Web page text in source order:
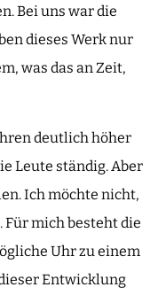
Bei uns war die
dieses Werk nur
was das an Zeit,
deutlich höher
Leute ständig. Aber
Ich möchte nicht,
Für mich besteht die
Uhr zu einem
Entwicklung